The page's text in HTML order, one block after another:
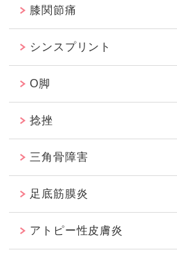
膝関節痛
シンスプリント
O脚
捻挫
三角骨障害
足底筋膜炎
アトピー性皮膚炎